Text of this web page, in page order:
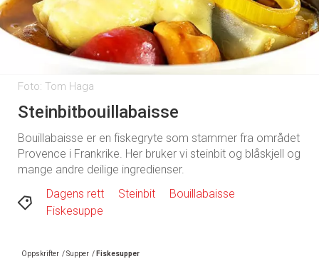
Foto: Tom Haga
Steinbitbouillabaisse
Bouillabaisse er en fiskegryte som stammer fra området
Provence i Frankrike. Her bruker vi steinbit og blåskjell og
mange andre deilige ingredienser.
Dagens rett
Steinbit
Bouillabaisse
Fiskesuppe
Oppskrifter /Supper / Fiskesupper